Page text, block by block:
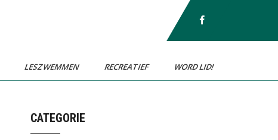
LESZWEMMEN RECREATIEF WORD LID!
CATEGORIE